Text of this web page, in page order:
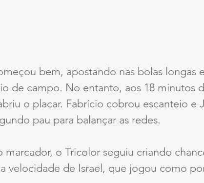
bem, apostando nas bolas longas
de campo. No entanto, aos 18 minutos
o placar. Fabrício cobrou escanteio e
pau para balançar as redes.
marcador, o Tricolor seguiu criando
velocidade de Israel, que jogou como